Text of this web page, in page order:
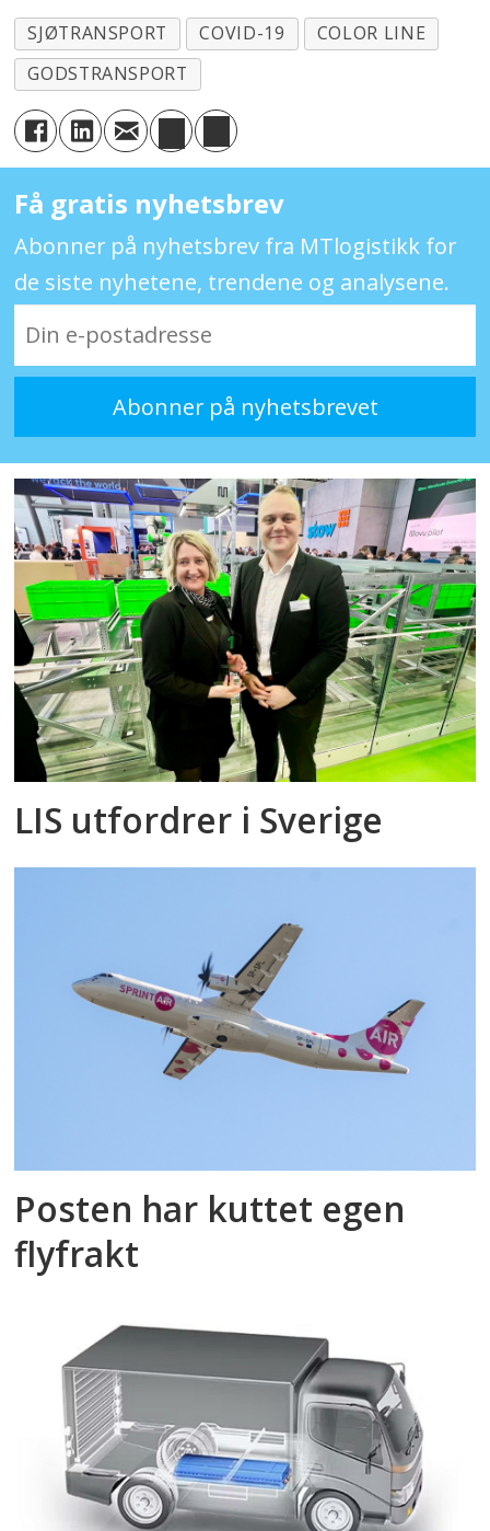
SJØTRANSPORT COVID-19
COLOR LINE
GODSTRANSPORT
Få gratis nyhetsbrev
Abonner på nyhetsbrev fra MTlogistikk for
de siste nyhetene, trendene og analysene.
LIS utfordrer i Sverige
Posten har kuttet egen
flyfrakt